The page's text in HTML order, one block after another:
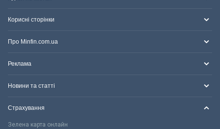
Корисні сторінки
Про Minfin.com.ua
Реклама
Новини та статті
Страхування
Зелена карта онлайн